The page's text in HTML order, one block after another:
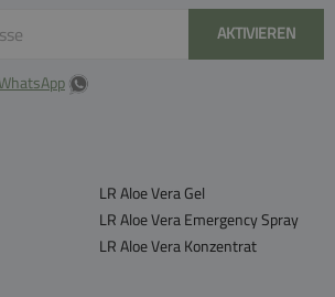
AKTIVIEREN
LR Aloe Vera Gel
LR Aloe Vera Emergency Spray
LR Aloe Vera Konzentrat